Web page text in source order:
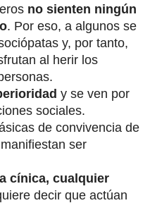
no sienten ningún
. Por eso, a algunos se
y, por tanto,
al herir los
y se ven por
sociales.
de convivencia de
ser
cínica, cualquier
decir que actúan